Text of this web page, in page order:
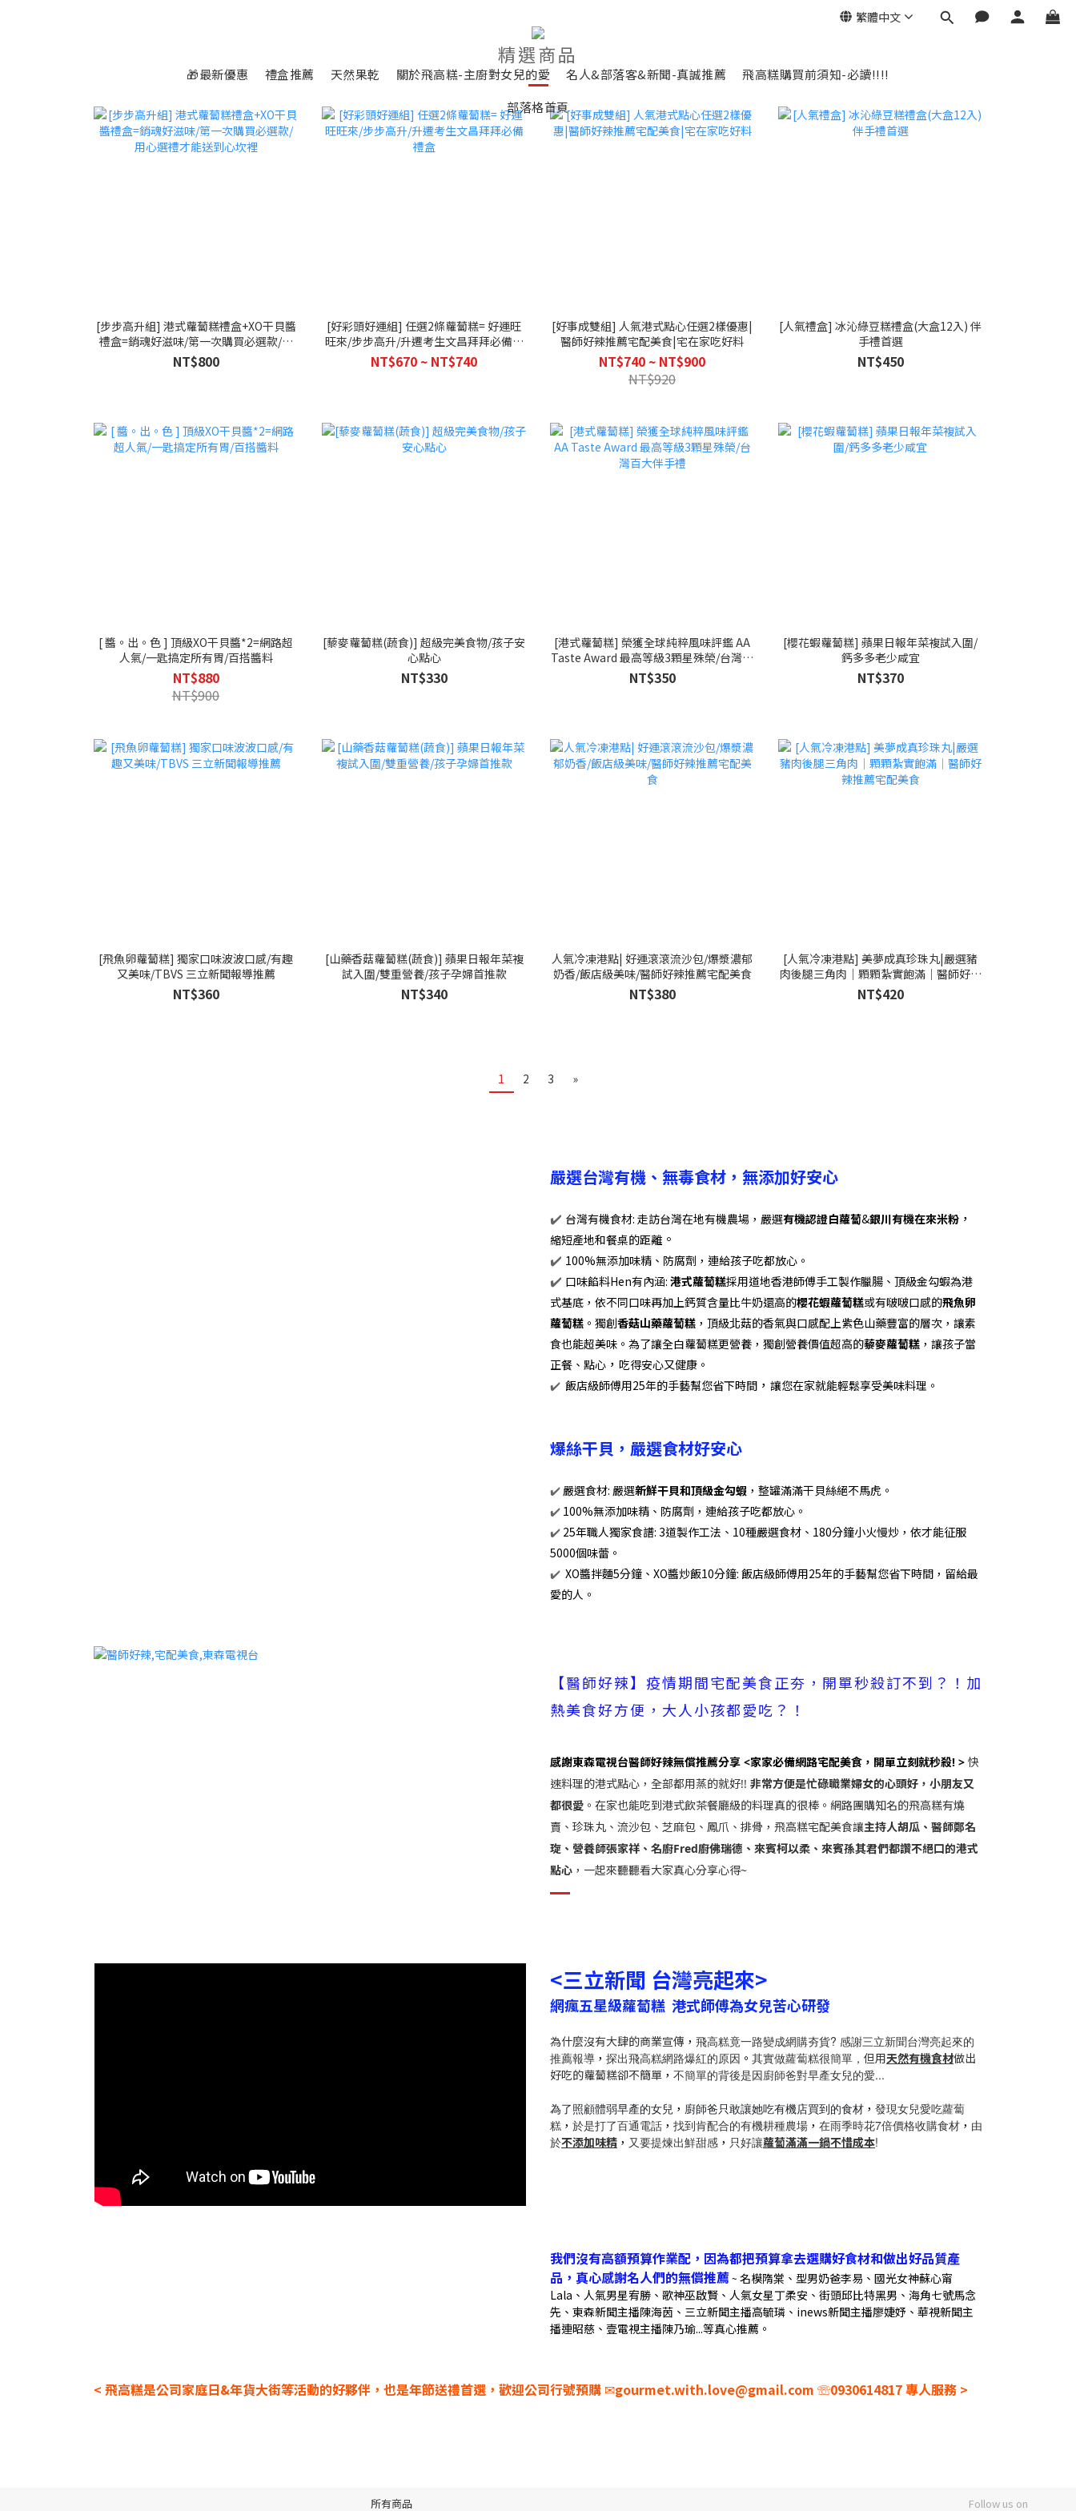
繁體中文
🎁最新優惠 禮盒推薦 天然果乾 關於飛高糕-主廚對女兒的愛 名人&部落客&新聞-真誠推薦
飛高糕購買前須知-必讀!!!!
部落格首頁
精選商品
[步步高升組] 港式蘿蔔糕禮盒+XO干貝醬
禮盒=銷魂好滋味/第一次購買必選款/用
心選禮才能送到心坎裡
NT$800
[好彩頭好運組] 任選2條蘿蔔糕= 好運旺
旺來/步步高升/升遷考生文昌拜拜必備禮
NT$670 ~ NT$740
[好事成雙組] 人氣港式點心任選2樣優惠|
醫師好辣推薦宅配美食|宅在家吃好料
NT$740 ~ NT$900
NT$920
[人氣禮盒] 冰沁綠豆糕禮盒(大盒12入) 伴
手禮首選
NT$450
[ 醬。出。色 ] 頂級XO干貝醬*2=網路超
人氣/一匙搞定所有胃/百搭醬料
NT$880
NT$900
[藜麥蘿蔔糕(蔬食)] 超級完美食物/孩子安
心點心
NT$330
[港式蘿蔔糕] 榮獲全球純粹風味評鑑 AA
Taste Award 最高等級3顆星殊榮/台灣百
大伴手禮
NT$350
[櫻花蝦蘿蔔糕] 蘋果日報年菜複試入圍/
鈣多多老少咸宜
NT$370
[飛魚卵蘿蔔糕] 獨家口味波波口感/有趣
又美味/TBVS 三立新聞報導推薦
NT$360
[山藥香菇蘿蔔糕(蔬食)] 蘋果日報年菜複
試入圍/雙重營養/孩子孕婦首推款
NT$340
人氣冷凍港點| 好運滾滾流沙包/爆漿濃郁
奶香/飯店級美味/醫師好辣推薦宅配美食
NT$380
[人氣冷凍港點] 美夢成真珍珠丸|嚴選豬
肉後腿三角肉｜顆顆紮實飽滿｜醫師好辣
推薦宅配美食
NT$420
1 2 3 »
嚴選台灣有機、無毒食材，無添加好安心
✔️ 台灣有機食材: 走訪台灣在地有機農場，嚴選有機認證白蘿蔔&銀川有機在來米粉 ，
縮短產地和餐桌的距離 。
✔️ 100%無添加味精 、防腐劑 ， 連給孩子吃都放心 。
✔️ 口味餡料Hen有內涵: 港式蘿蔔糕採用道地香港師傅手工製作臘腸、頂級金勾蝦為港
式基底，依不同口味再加上鈣質含量比牛奶還高的櫻花蝦蘿蔔糕或有啵啵口感的飛魚卵
蘿蔔糕 。獨創香菇山藥蘿蔔糕 ，頂級北菇的香氣與口感配上紫色山藥豐富的層次，讓素
食也能超美味。為了讓全白蘿蔔糕更營養，獨創營養價值超高的藜麥蘿蔔糕 ，讓孩子當
正餐、點心 ， 吃得安心又健康。
✔️ 飯店級師傅用25年的手藝幫您省下時間 ， 讓您在家就能輕鬆享受美味料理。
爆絲干貝，嚴選食材好安心
✔️ 嚴選食材: 嚴選新鮮干貝和頂級金勾蝦 ， 整罐滿滿干貝絲絕不馬虎 。
✔️ 100%無添加味精、防腐劑 ，連給孩子吃都放心。
✔️ 25年職人獨家食譜: 3道製作工法、10種嚴選食材 、 180分鐘小火慢炒，依才能征服
5000個味蕾。
✔️ XO醬拌麵5分鐘 、 XO醬炒飯10分鐘: 飯店級師傅用25年的手藝幫您省下時間 ， 留給最
愛的人 。
【醫師好辣】疫情期間宅配美食正夯，開單秒殺訂不到？！加
熱美食好方便，大人小孩都愛吃？！
感謝東森電視台醫師好辣無償推薦分享 <家家必備網路宅配美食，開單立刻就秒殺! > 快
速料理的港式點心，全部都用蒸的就好!! 非常方便是忙碌職業婦女的心頭好，小朋友又
都很愛 。在家也能吃到港式飲茶餐廳級的料理真的很棒。網路團購知名的飛高糕有燒
賣 、珍珠丸、流沙包、芝麻包、鳳爪、排骨，飛高糕宅配美食讓主持人胡瓜、醫師鄭名
琁、營養師張家祥、名廚Fred廚佛瑞德、來賓柯以柔 、來賓孫其君們都讚不絕口的港式
點心 ，一起來聽聽看大家真心分享心得~
<三立新聞 台灣亮起來>
網瘋五星級蘿蔔糕 港式師傅為女兒苦心研發
為什麼沒有大肆的商業宣傳 ， 飛高糕竟一路變成網購夯貨? 感謝三立新聞台灣亮起來的
推薦報導 ， 探出飛高糕網路爆紅的原因 。 其實做蘿蔔糕很簡單， 但用天然有機食材做出
好吃的蘿蔔糕卻不簡單 ， 不簡單的背後是因廚師爸對早產女兒的愛...
為了照顧體弱早產的女兒 ， 廚師爸只敢讓她吃有機店買到的食材 ， 發現女兒愛吃蘿蔔
糕 ， 於是打了百通電話 ， 找到肯配合的有機耕種農場 ， 在雨季時花7倍價格收購食材 ， 由
於不添加味精 ， 又要提煉出鮮甜感 ， 只好讓蘿蔔滿滿一鍋不惜成本!
我們沒有高額預算作業配，因為都把預算拿去選購好食材和做出好品質產
品，真心感謝名人們的無償推薦~ 名模隋棠、型男奶爸李易、國光女神蘇心甯
Lala、人氣男星宥勝、歌神巫啟賢、人氣女星丁柔安、街頭邱比特黑男、海角七號馬念
先、東森新聞主播陳海茵、三立新聞主播高毓璘 、inews新聞主播廖婕妤、華視新聞主
播連昭慈、壹電視主播陳乃瑜...等真心推薦。
< 飛高糕是公司家庭日&年貨大街等活動的好夥伴，也是年節送禮首選，歡迎公司行號預購 ✉gourmet.with.love@gmail.com ☏0930614817 專人服務 >
所有商品
Follow us on